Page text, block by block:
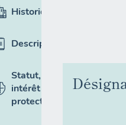
Historique
Description
Statut,
intérêt et
protection